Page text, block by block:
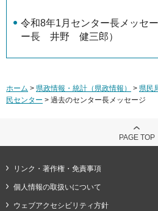
令和8年1月センター長メッセ
ー長 井野 健三郎）
ホーム > 県政情報・統計（県政情報） > 県民
民センター > 過去のセンター長メッセージ
PAGE TOP
リンク・著作権・免責事項
個人情報の取扱いについて
ウェブアクセシビリティ方針